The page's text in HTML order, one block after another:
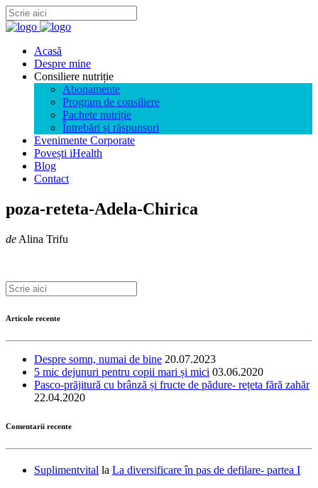
Acasă
Despre mine
Consiliere nutriție
Abonamente
Program de consiliere
Pachete nutriție
Întrebări și răspunsuri
Evenimente Corporate
Povești iHealth
Blog
Contact
poza-reteta-Adela-Chirica
de Alina Trifu
Articole recente
Despre somn, numai de bine 20.07.2023
5 mic dejunuri pentru copii mari și mici 03.06.2020
Pasco-prăjitură cu brânză și fructe de pădure- rețeta fără zahăr
22.04.2020
Comentarii recente
Suplimentvital la La diversificare în pas de defilare- partea I